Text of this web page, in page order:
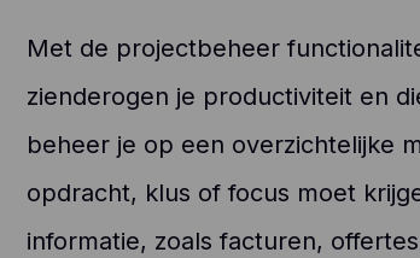
Met de projectbeheer
zienderogen je productiviteit en
beheer je op een overzichtelijke
opdracht, klus of focus moet
informatie, zoals facturen,